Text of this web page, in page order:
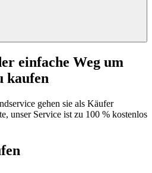
einfache Weg um
kaufen
gehen sie als Käufer
unser Service ist zu 100 % kostenlos